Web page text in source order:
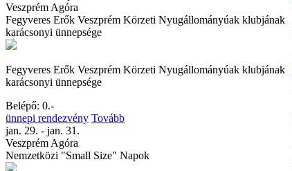
Veszprém Agóra
Fegyveres Erők Veszprém Körzeti Nyugállományúak klubjának
karácsonyi ünnepsége
Fegyveres Erők Veszprém Körzeti Nyugállományúak klubjának
karácsonyi ünnepsége
Belépő: 0.-
ünnepi rendezvény Tovább
jan. 29. - jan. 31.
Veszprém Agóra
Nemzetközi "Small Size" Napok